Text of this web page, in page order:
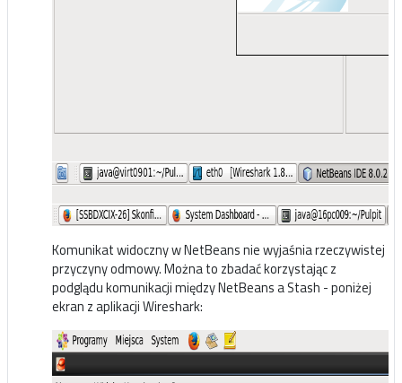
Komunikat widoczny w NetBeans nie wyjaśnia rzeczywistej
przyczyny odmowy. Można to zbadać korzystając z
podglądu komunikacji między NetBeans a Stash - poniżej
ekran z aplikacji Wireshark: